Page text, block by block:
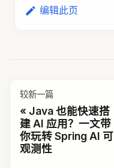
编辑此页
较新一篇
Java 也能快速搭
建 AI 应用？一文带
你玩转 Spring AI 可
观测性